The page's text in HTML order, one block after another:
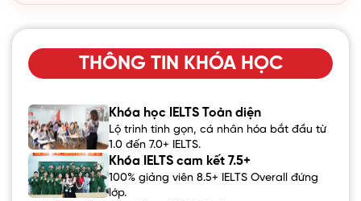
THÔNG TIN KHÓA HỌC
Khóa học IELTS Toàn diện
Lộ trình tinh gọn, cá nhân hóa bắt đầu từ
1.0 đến 7.0+ IELTS.
Khóa IELTS cam kết 7.5+
100% giảng viên 8.5+ IELTS Overall đứng
lớp.